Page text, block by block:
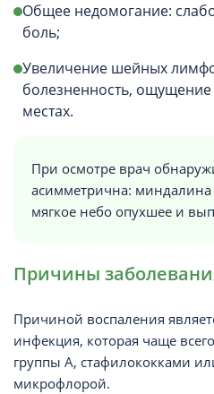
Общее недомогание:
боль;
Увеличение шейных
болезненность, ощущение
местах.
При осмотре врач
асимметрична: миндалина
мягкое небо опухшее и
Причины
Причиной воспаления
инфекция, которая чаще
группы A, стафилококками
микрофлорой.